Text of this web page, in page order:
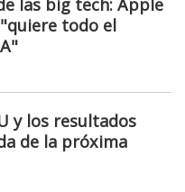
las big tech: Apple
todo el
y los resultados
de la próxima